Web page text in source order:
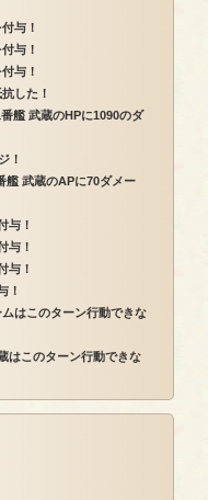
与！
与！
与！
した！
艦 武蔵のHPに1090のダ
！
艦 武蔵のAPに70ダメー
与！
与！
与！
！
はこのターン行動できな
はこのターン行動できな